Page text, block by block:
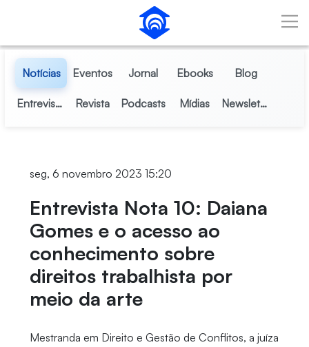
Pular para o Conteúdo principal
Notícias Eventos Jornal Ebooks Blog
Entrevistas Revista Podcasts Mídias Newsletter
seg, 6 novembro 2023 15:20
Entrevista Nota 10: Daiana
Gomes e o acesso ao
conhecimento sobre
direitos trabalhista por
meio da arte
Mestranda em Direito e Gestão de Conflitos, a juíza